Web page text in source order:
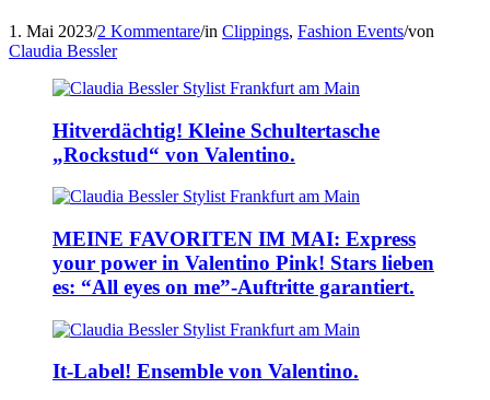
1. Mai 2023/2 Kommentare/in Clippings, Fashion Events/von
Claudia Bessler
Hitverdächtig! Kleine Schultertasche
„Rockstud“ von Valentino.
MEINE FAVORITEN IM MAI: Express
your power in Valentino Pink! Stars lieben
es: “All eyes on me”-Auftritte garantiert.
It-Label! Ensemble von Valentino.